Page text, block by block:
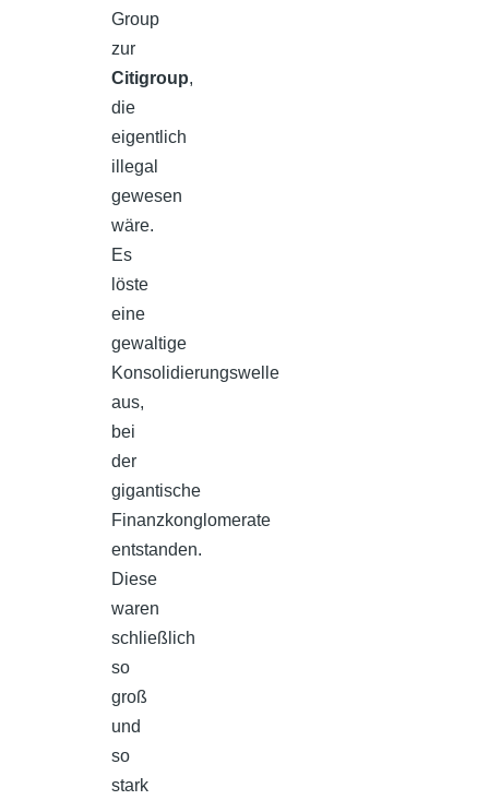
Group
zur
Citigroup,
die
eigentlich
illegal
gewesen
wäre.
Es
löste
eine
gewaltige
Konsolidierungswelle
aus,
bei
der
gigantische
Finanzkonglomerate
entstanden.
Diese
waren
schließlich
so
groß
und
so
stark